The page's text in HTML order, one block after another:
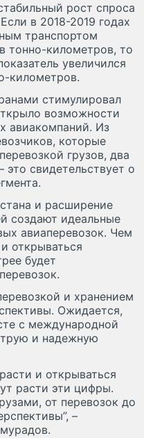
рост спроса
в 2018-2019 годах
транспортом
тонно-километров, то
увеличился
километров.
стимулировал
возможности
авиакомпаний. Из
которые
грузов, два
свидетельствует о
и расширение
создают идеальные
авиаперевозок. Чем
открываться
будет
и хранением
Ожидается,
с международной
и надежную
и открываться
расти эти цифры.
от перевозок до
–